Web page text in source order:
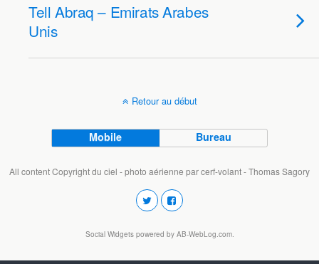
Tell Abraq – Emirats Arabes
Unis
Retour au début
Mobile Bureau
All content Copyright du ciel - photo aérienne par cerf-volant - Thomas Sagory
Social Widgetspowered by AB-WebLog.com.